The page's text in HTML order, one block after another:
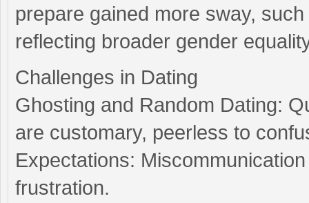
prepare gained more sway,
reflecting broader gender
Challenges in Dating
Ghosting and Random Dating:
are customary, peerless to
Expectations:
frustration.